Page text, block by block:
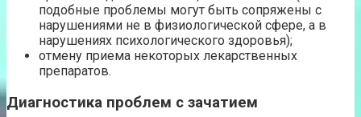
подобные проблемы могут быть сопряжены с
нарушениями не в физиологической сфере, а в
нарушениях психологического здоровья);
отмену приема некоторых лекарственных
препаратов.
Диагностика проблем с зачатием